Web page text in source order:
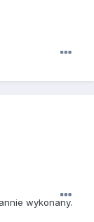
wykonany.